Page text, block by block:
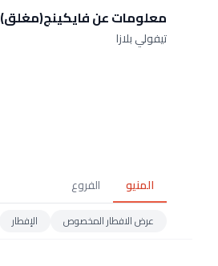
معلومات عن فايكينج(مغلق)
تيفولي بلازا
المنيو الفروع
عرض الافطار المخصوص الإفطار